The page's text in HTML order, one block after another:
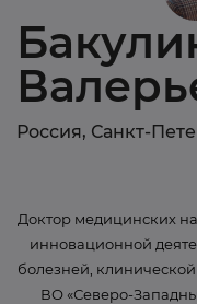
Россия, Санкт-
Доктор медицинских
инновационной
болезней,
ВО «Северо-